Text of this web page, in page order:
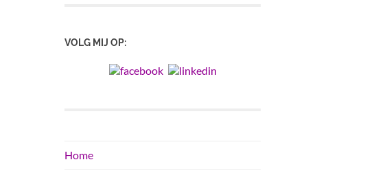
VOLG MIJ OP:
Home